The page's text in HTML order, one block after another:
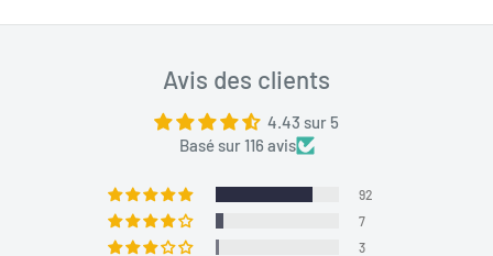
Avis des clients
4.43 sur 5
Basé sur 116 avis
92
7
3